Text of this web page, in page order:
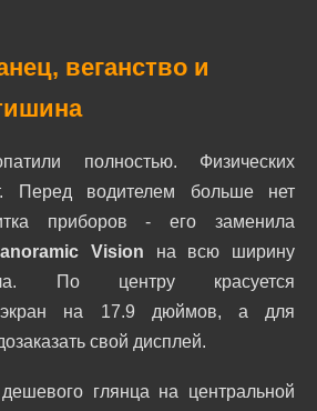
веганство и
полностью. Физических
Перед водителем больше нет
приборов - его заменила
Vision на всю ширину
По центру красуется
экран на 17.9 дюймов, а для
свой дисплей.
глянца на центральной